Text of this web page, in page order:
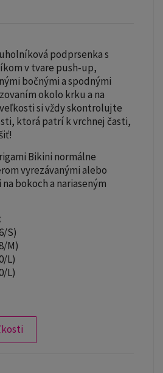
podprsenka s
v tvare push-up,
bočnými a spodnými
okolo krku a na
si vždy skontrolujte
ktorá patrí k vrchnej časti,
Bikini normálne
vyrezávanými alebo
bokoch a nariaseným
S)
M)
L)
L)